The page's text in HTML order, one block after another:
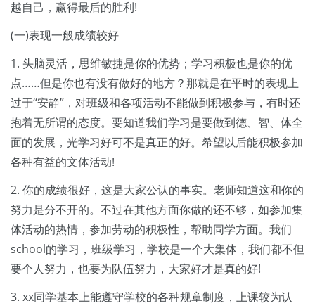
越自己，赢得最后的胜利!
(一)表现一般成绩较好
1. 头脑灵活，思维敏捷是你的优势；学习积极也是你的优
点……但是你也有没有做好的地方？那就是在平时的表现上
过于“安静”，对班级和各项活动不能做到积极参与，有时还
抱着无所谓的态度。要知道我们学习是要做到德、智、体全
面的发展，光学习好可不是真正的好。希望以后能积极参加
各种有益的文体活动!
2. 你的成绩很好，这是大家公认的事实。老师知道这和你的
努力是分不开的。不过在其他方面你做的还不够，如参加集
体活动的热情，参加劳动的积极性，帮助同学方面。我们
school的学习，班级学习，学校是一个大集体，我们都不但
要个人努力，也要为队伍努力，大家好才是真的好!
3. xx同学基本上能遵守学校的各种规章制度，上课较为认